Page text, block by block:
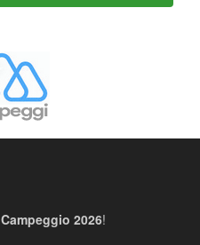
Campeggio 2026!